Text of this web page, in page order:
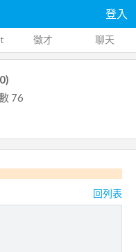
登入
徵才 聊天
)
76
回列表